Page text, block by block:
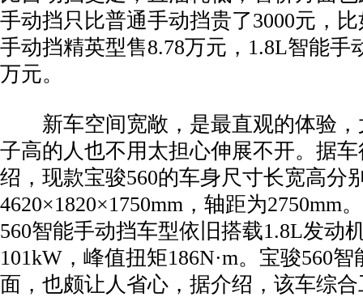
手动挡只比普通手动挡贵了3000元，
手动挡精英型售8.78万元，1.8L智能手
万元。
新车空间宽敞，是最直观的体验，
子高的人也不用太担心伸展不开。据
绍，现款宝骏560的车身尺寸长宽高分
4620×1820×1750mm，轴距为2750mm
560智能手动挡车型依旧搭载1.8L发动
101kW，峰值扭矩186N·m。宝骏560
面，也颇让人省心，据介绍，该车综